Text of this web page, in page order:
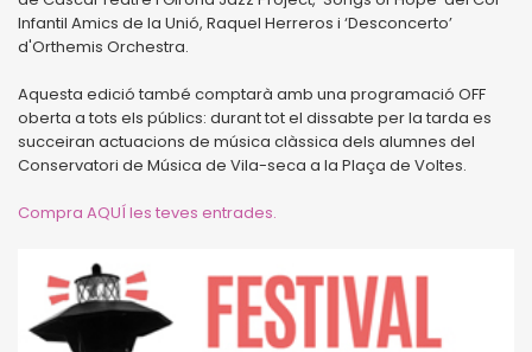
Infantil Amics de la Unió, Raquel Herreros i ‘Desconcerto’
d'Orthemis Orchestra.
Aquesta edició també comptarà amb una programació OFF
oberta a tots els públics: durant tot el dissabte per la tarda es
succeiran actuacions de música clàssica dels alumnes del
Conservatori de Música de Vila-seca a la Plaça de Voltes.
Compra AQUÍ les teves entrades.